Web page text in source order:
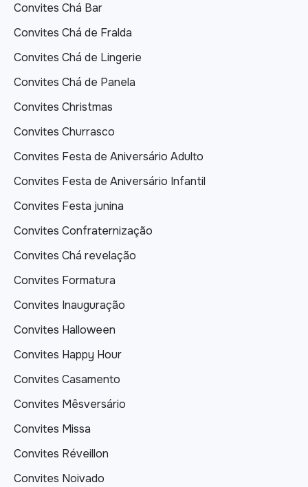
Convites Chá Bar
Convites Chá de Fralda
Convites Chá de Lingerie
Convites Chá de Panela
Convites Christmas
Convites Churrasco
Convites Festa de Aniversário Adulto
Convites Festa de Aniversário Infantil
Convites Festa junina
Convites Confraternização
Convites Chá revelação
Convites Formatura
Convites Inauguração
Convites Halloween
Convites Happy Hour
Convites Casamento
Convites Mêsversário
Convites Missa
Convites Réveillon
Convites Noivado